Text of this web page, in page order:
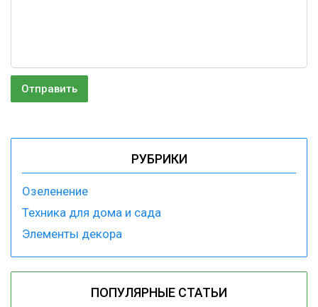
РУБРИКИ
Озеленение
Техника для дома и сада
Элементы декора
ПОПУЛЯРНЫЕ СТАТЬИ